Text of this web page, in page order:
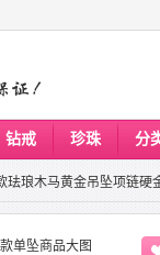
钻戒 珍珠 分
珐琅木马黄金吊坠项链硬